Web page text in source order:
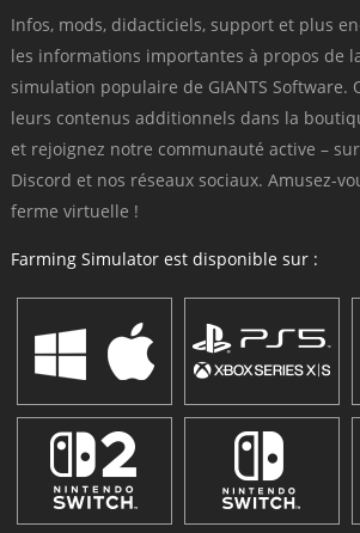
Infos, mods, didacticiels, support et plus
les informations importantes à propos de
simulation populaire de GIANTS Software.
leurs contenus additionnels dans la
et rejoignez notre communauté active –
Discord et nos réseaux sociaux. Amusez-
ferme virtuelle !
Farming Simulator est disponible sur :